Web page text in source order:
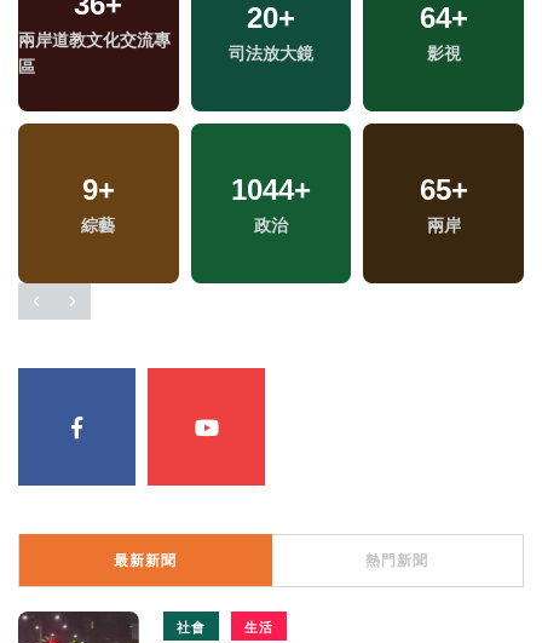
兩岸道教文化交流專
區
20+
司法放大鏡
64+
影視
9+
綜藝
1044+
政治
65+
兩岸
最新新聞 熱門新聞
社會 生活